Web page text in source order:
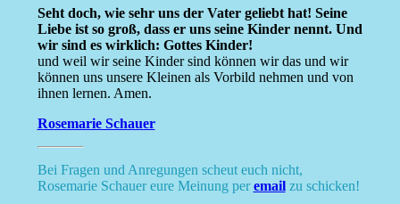
Seht doch, wie sehr uns der Vater geliebt hat! Seine
Liebe ist so groß, dass er uns seine Kinder nennt. Und
wir sind es wirklich: Gottes Kinder!
und weil wir seine Kinder sind können wir das und wir
können uns unsere Kleinen als Vorbild nehmen und von
ihnen lernen. Amen.
Rosemarie Schauer
Bei Fragen und Anregungen scheut euch nicht,
Rosemarie Schauer eure Meinung peremailzu schicken!